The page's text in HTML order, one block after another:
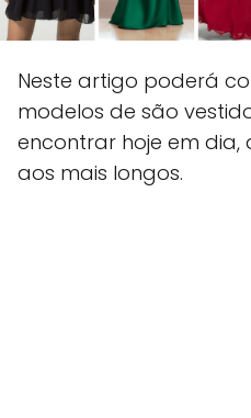
Neste artigo poderá
modelos de são
encontrar hoje em dia,
aos mais longos.